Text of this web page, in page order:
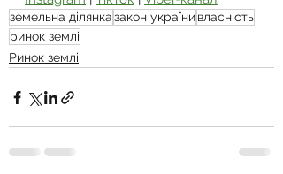
земельна ділянказакон українивласність
ринок землі
Ринок землі